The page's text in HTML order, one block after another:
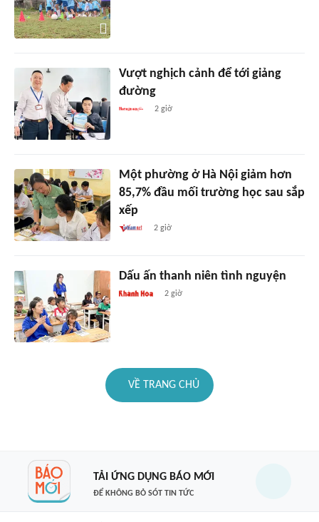
Vượt nghịch cảnh để tới giảng
đường
2 giờ
Một phường ở Hà Nội giảm hơn
85,7% đầu mối trường học sau sắp
xếp
2 giờ
Dấu ấn thanh niên tình nguyện
2 giờ
VỀ TRANG CHỦ
TẢI ỨNG DỤNG BÁO MỚI
ĐỂ KHÔNG BỎ SÓT TIN TỨC